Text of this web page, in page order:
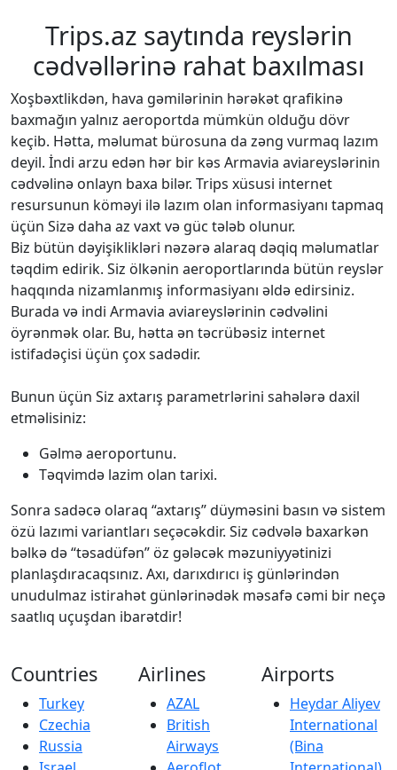
Trips.az saytında reyslərin
cədvəllərinə rahat baxılması
Xoşbəxtlikdən, hava gəmilərinin hərəkət qrafikinə
baxmağın yalnız aeroportda mümkün olduğu dövr
keçib. Hətta, məlumat bürosuna da zəng vurmaq lazım
deyil. İndi arzu edən hər bir kəs Armavia aviareyslərinin
cədvəlinə onlayn baxa bilər. Trips xüsusi internet
resursunun köməyi ilə lazım olan informasiyanı tapmaq
üçün Sizə daha az vaxt və güc tələb olunur.
Biz bütün dəyişiklikləri nəzərə alaraq dəqiq məlumatlar
təqdim edirik. Siz ölkənin aeroportlarında bütün reyslər
haqqında nizamlanmış informasiyanı əldə edirsiniz.
Burada və indi Armavia aviareyslərinin cədvəlini
öyrənmək olar. Bu, hətta ən təcrübəsiz internet
istifadəçisi üçün çox sadədir.
Bunun üçün Siz axtarış parametrlərini sahələrə daxil
etməlisiniz:
Gəlmə aeroportunu.
Təqvimdə lazim olan tarixi.
Sonra sadəcə olaraq “axtarış” düyməsini basın və sistem
özü lazımi variantları seçəcəkdir. Siz cədvələ baxarkən
bəlkə də “təsadüfən” öz gələcək məzuniyyətinizi
planlaşdıracaqsınız. Axı, darıxdırıcı iş günlərindən
unudulmaz istirahət günlərinədək məsafə cəmi bir neçə
saatlıq uçuşdan ibarətdir!
Countries
Turkey
Czechia
Russia
Airlines
AZAL
British
Airways
Airports
Heydar Aliyev
International
(Bina